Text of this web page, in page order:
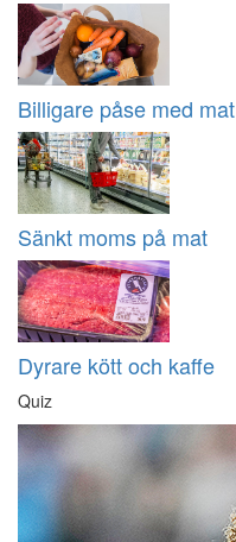
Billigare påse med mat
Sänkt moms på mat
Dyrare kött och kaffe
Quiz